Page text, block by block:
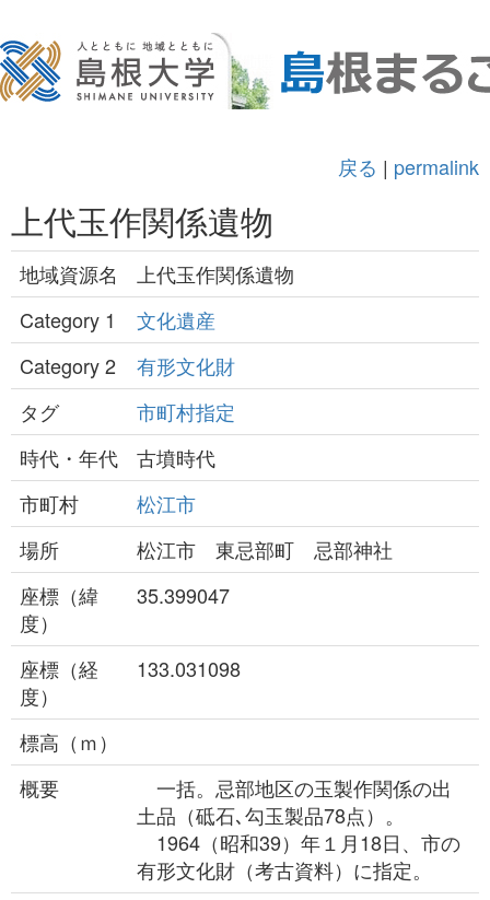
戻る | permalink
上代玉作関係遺物
地域資源名
上代玉作関係遺物
Category 1
文化遺産
Category 2
有形文化財
タグ
市町村指定
時代・年代
古墳時代
市町村
松江市
場所
松江市 東忌部町 忌部神社
座標（緯
度）
35.399047
座標（経
度）
133.031098
標高（ｍ）
概要
一括。忌部地区の玉製作関係の出
土品（砥石､勾玉製品78点）。
1964（昭和39）年１月18日、市の
有形文化財（考古資料）に指定。